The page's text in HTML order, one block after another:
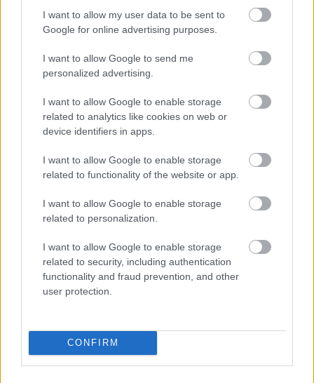
I want to allow my user data to be sent to
Google for online advertising purposes.
I want to allow Google to send me
personalized advertising.
I want to allow Google to enable storage
related to analytics like cookies on web or
device identifiers in apps.
I want to allow Google to enable storage
related to functionality of the website or app.
I want to allow Google to enable storage
related to personalization.
I want to allow Google to enable storage
related to security, including authentication
functionality and fraud prevention, and other
user protection.
CONFIRM
sötét varázsú Servant
című babahorror nem csak a
sztori miatt szegezi oda a nézőket a képernyő elé:
A servant jóképű vöröse, Rupert Grint
Már nem kell várnunk az új részekre, mert január 13-
án érkezik a sorozat fináléja a streaming platformra.